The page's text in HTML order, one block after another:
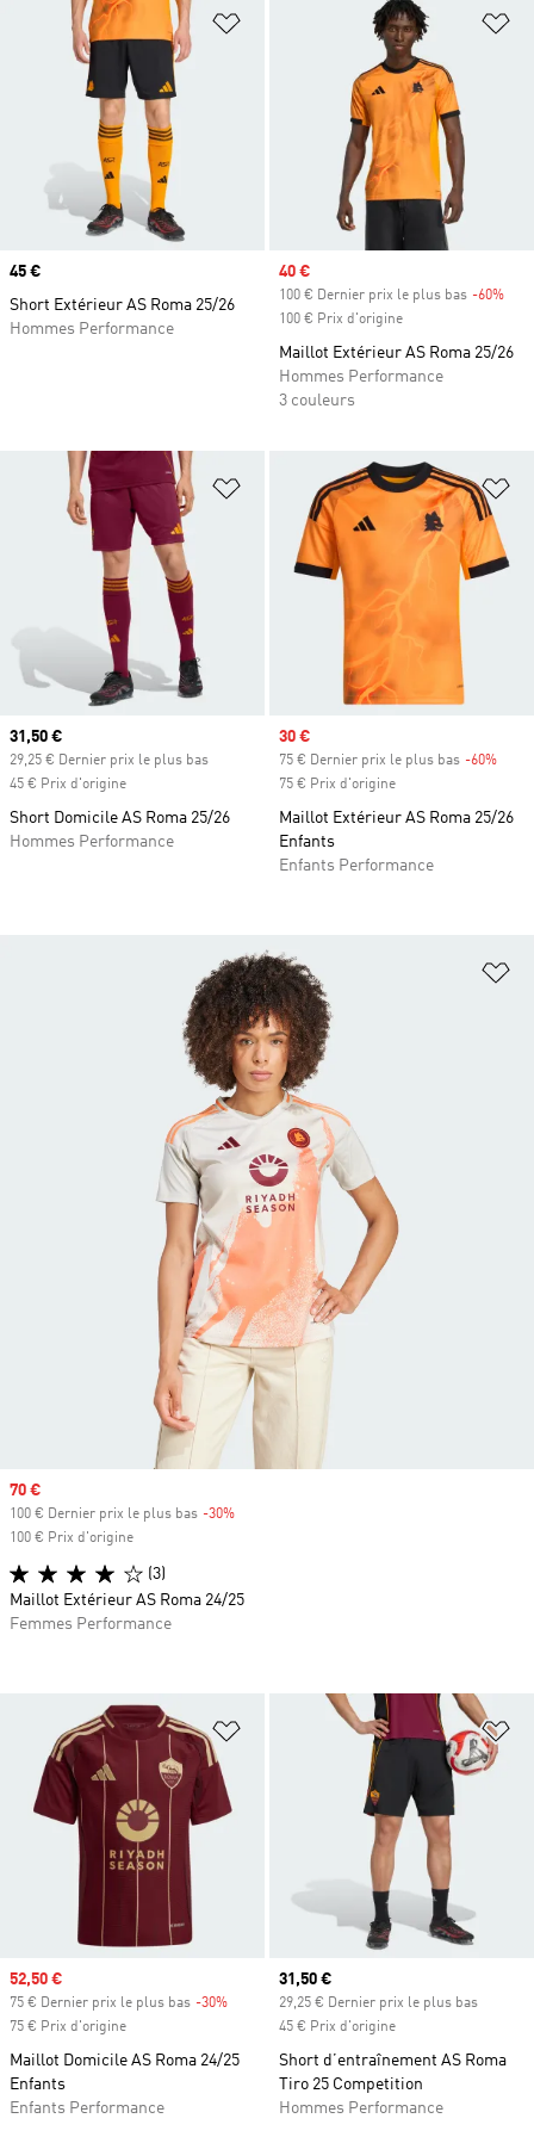
Ajouter à la Liste de produits
Prix
45 €
Short Extérieur AS Roma 25/26
Hommes Performance
Prix soldé
40 €
100 € Dernier prix le plus bas -60%
100 € Prix d'origine
Maillot Extérieur AS Roma 25/26
Hommes Performance
3 couleurs
Ajouter à la Liste de produits
Prix actuel
31,50 €
29,25 € Dernier prix le plus bas
45 € Prix d'origine
Short Domicile AS Roma 25/26
Hommes Performance
Prix soldé
30 €
75 € Dernier prix le plus bas -60%
75 € Prix d'origine
Maillot Extérieur AS Roma 25/26
Enfants
Enfants Performance
Ajouter à la Liste de produits
Prix soldé
52,50 €
75 € Dernier prix le plus bas -30%
75 € Prix d'origine
Maillot Domicile AS Roma 24/25
Enfants
Enfants Performance
Prix actuel
31,50 €
29,25 € Dernier prix le plus bas
45 € Prix d'origine
Short d’entraînement AS Roma
Tiro 25 Competition
Hommes Performance
Prix soldé
70 €
100 € Dernier prix le plus bas -30%
100 € Prix d'origine
(3)
Maillot Extérieur AS Roma 24/25
Femmes Performance